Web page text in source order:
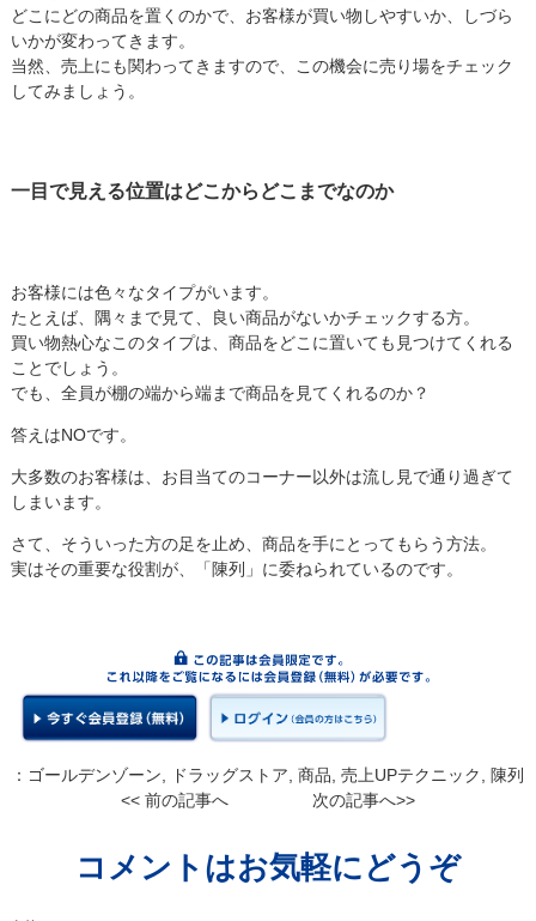
どこにどの商品を置くのかで、お客様が買い物しやすいか、しづら
いかが変わってきます。
当然、売上にも関わってきますので、この機会に売り場をチェック
してみましょう。
一目で見える位置はどこからどこまでなのか
お客様には色々なタイプがいます。
たとえば、隅々まで見て、良い商品がないかチェックする方。
買い物熱心なこのタイプは、商品をどこに置いても見つけてくれる
ことでしょう。
でも、全員が棚の端から端まで商品を見てくれるのか？
答えはNOです。
大多数のお客様は、お目当てのコーナー以外は流し見で通り過ぎて
しまいます。
さて、そういった方の足を止め、商品を手にとってもらう方法。
実はその重要な役割が、「陳列」に委ねられているのです。
： ゴールデンゾーン, ドラッグストア, 商品, 売上UPテクニック, 陳列
<< 前の記事へ
次の記事へ>>
コメントはお気軽にどうぞ